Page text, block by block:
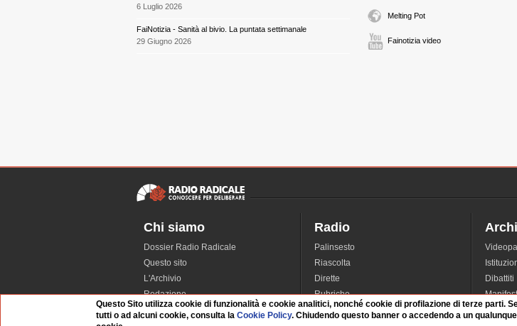
6 Luglio 2026
FaiNotizia - Sanità al bivio. La puntata settimanale
29 Giugno 2026
Melting Pot
Fainotizia video
Chi siamo
Dossier Radio Radicale
Questo sito
L'Archivio
Redazione
La musica da Requiem
Radio
Palinsesto
Riascolta
Dirette
Rubriche
Interviste
Dibattiti
Radicali
Questo Sito utilizza cookie di funzionalità e cookie analitici, nonché cookie di profilazione di terze parti.
tutti o ad alcuni cookie, consulta laCookie Policy. Chiudendo questo banner o accedendo a un